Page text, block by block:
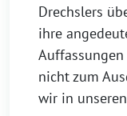
Drechslers
ihre
nicht zum
wir in